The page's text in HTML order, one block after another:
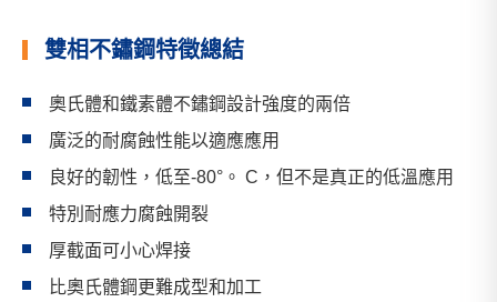
雙相不鏽鋼特徵總結
奧氏體和鐵素體不鏽鋼設計強度的兩倍
廣泛的耐腐蝕性能以適應應用
良好的韌性，低至-80°。 C，但不是真正的低溫應用
特別耐應力腐蝕開裂
厚截面可小心焊接
比奧氏體鋼更難成型和加工